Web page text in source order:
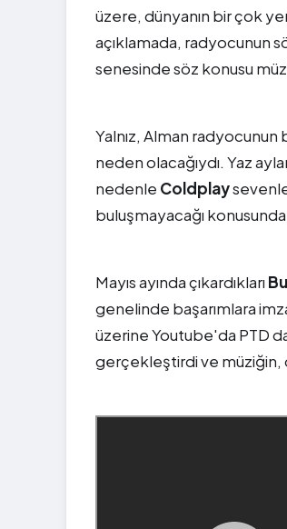
üzere, dünyanın bir çok
açıklamada, radyocunun
senesinde söz konusu
Yalnız, Alman radyocunun
neden olacağıydı. Yaz
nedenle Coldplay
buluşmayacağı
Mayıs ayında çıkardıkları
genelinde başarımlara
üzerine Youtube'da PTD
gerçekleştirdi ve müziğin,